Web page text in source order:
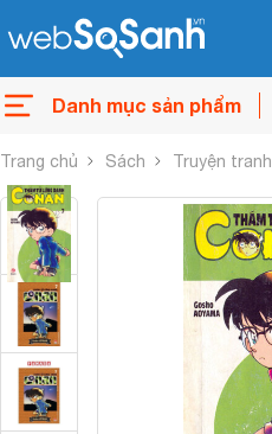
Danh mục sản phẩm
Trang chủ Sách Truyện tranh